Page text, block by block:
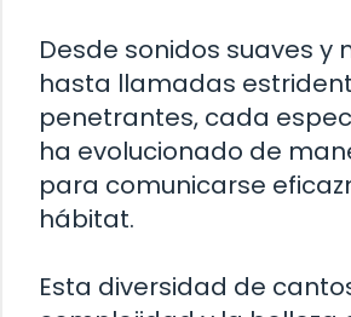
Desde sonidos suaves y
hasta llamadas
penetrantes, cada
ha evolucionado de
para comunicarse
hábitat.
Esta diversidad de